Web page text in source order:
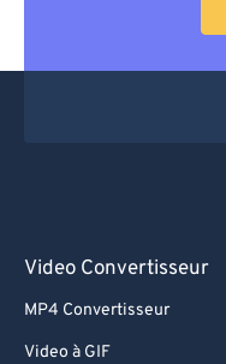
Video Convertisseur
MP4 Convertisseur
Video à GIF